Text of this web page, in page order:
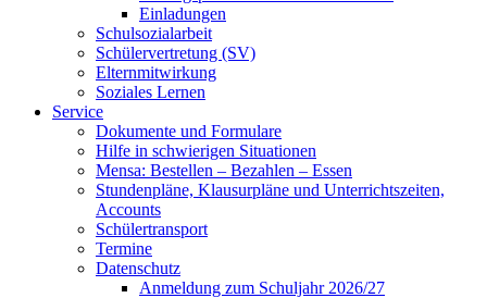
Einladungen
Schulsozialarbeit
Schülervertretung (SV)
Elternmitwirkung
Soziales Lernen
Service
Dokumente und Formulare
Hilfe in schwierigen Situationen
Mensa: Bestellen – Bezahlen – Essen
Stundenpläne, Klausurpläne und Unterrichtszeiten,
Accounts
Schülertransport
Termine
Datenschutz
Anmeldung zum Schuljahr 2026/27